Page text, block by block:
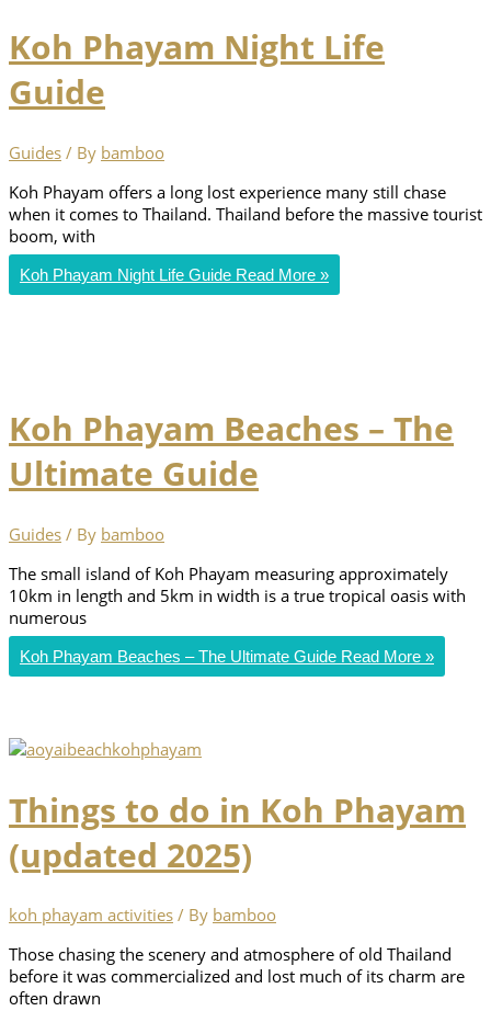
Koh Phayam Night Life
Guide
Guides / By bamboo
Koh Phayam offers a long lost experience many still chase
when it comes to Thailand. Thailand before the massive tourist
boom, with
Koh Phayam Night Life Guide Read More »
Koh Phayam Beaches – The
Ultimate Guide
Guides / By bamboo
The small island of Koh Phayam measuring approximately
10km in length and 5km in width is a true tropical oasis with
numerous
Koh Phayam Beaches – The Ultimate Guide Read More »
Things to do in Koh Phayam
(updated 2025)
koh phayam activities / By bamboo
Those chasing the scenery and atmosphere of old Thailand
before it was commercialized and lost much of its charm are
often drawn